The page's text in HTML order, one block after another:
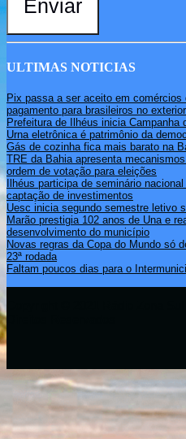
Enviar
ULTIMAS NOTICIAS
Pix passa a ser aceito em
pagamento para brasileiros no exterior
Prefeitura de Ilhéus inicia Campanha
Urna eletrônica é patrimônio da
Gás de cozinha fica mais barato na
TRE da Bahia apresenta
ordem de votação para eleições
Ilhéus participa de seminário
captação de investimentos
Uesc inicia segundo semestre letivo
Marão prestigia 102 anos de Una e
desenvolvimento do município
Novas regras da Copa do Mundo só
23ª rodada
Faltam poucos dias para o